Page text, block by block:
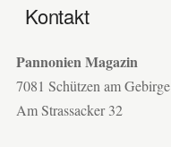
Kontakt
Pannonien Magazin
7081 Schützen am Gebirge
Am Strassacker 32